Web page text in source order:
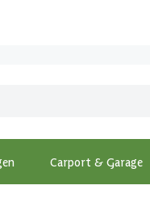
Carport & Garage